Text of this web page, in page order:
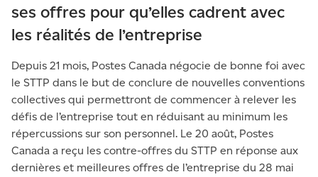
ses offres pour qu’elles cadrent avec
les réalités de l’entreprise
Depuis 21 mois, Postes Canada négocie de bonne foi avec
le STTP dans le but de conclure de nouvelles conventions
collectives qui permettront de commencer à relever les
défis de l’entreprise tout en réduisant au minimum les
répercussions sur son personnel. Le 20 août, Postes
Canada a reçu les contre-offres du STTP en réponse aux
dernières et meilleures offres de l’entreprise du 28 mai